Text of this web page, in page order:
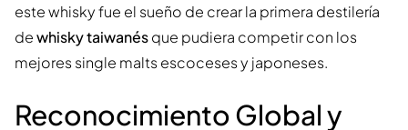
este whisky fue el sueño de crear la primera destilería
dewhisky taiwanésque pudiera competir con los
mejores single malts escoceses y japoneses.
Reconocimiento Global y